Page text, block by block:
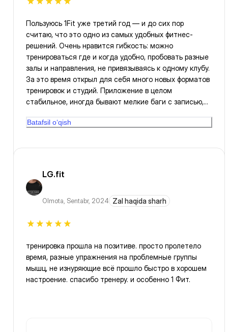
Пользуюсь 1Fit уже третий год — и до сих пор
считаю, что это одно из самых удобных фитнес-
решений. Очень нравится гибкость: можно
тренироваться где и когда удобно, пробовать разные
залы и направления, не привязываясь к одному клубу.
За это время открыл для себя много новых форматов
тренировок и студий. Приложение в целом
стабильное, иногда бывают мелкие баги с записью,
полностью оправдывает себя, особенно если
кто любит разнообразие и не хочет скучать на
Batafsil o‘qish
LG.fit
Olmota, Sentabr, 2024 Zal haqida sharh
тренировка прошла на позитиве. просто пролетело
время, разные упражнения на проблемные группы
мышц, не изнуряющие всё прошло быстро в хорошем
настроение. спасибо тренеру. и особенно 1 Фит.